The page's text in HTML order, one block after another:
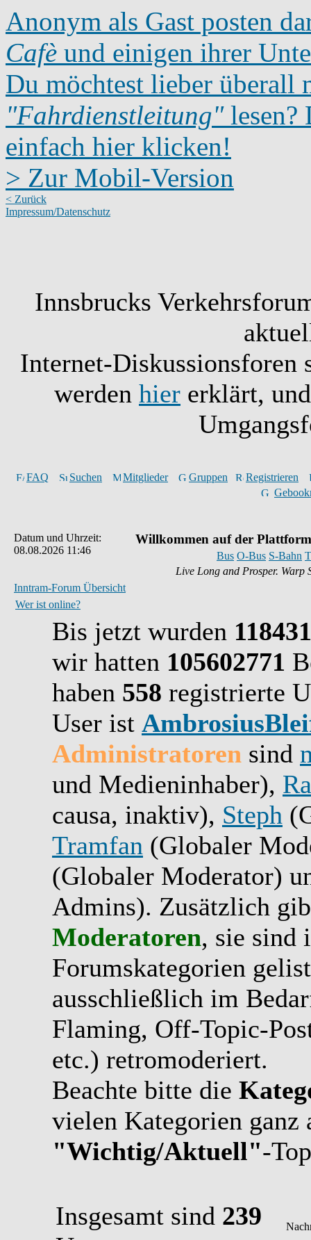
Anonym als Gast posten
Cafè und einigen ihrer
Du möchtest lieber überall
"Fahrdienstleitung"lesen?
einfach hier klicken!
> Zur Mobil-Version
< Zurück
Impressum/Datenschutz
Innsbrucks
Internet-Diskussionsforen
werden hier erklärt,
FAQ Suchen Mitglieder Gruppen
Registrieren
Datum und Uhrzeit:
08.08.2026 11:46
Inntram-Forum Übersicht
Willkommen auf der
Bus O-Bus S-Bahn
Live Long and Prosper. Warp
Wer ist online?
Bis jetzt wurden 118431
wir hatten 105602771
haben 558 registrierte
User ist
Administratoren sind
und Medieninhaber),
causa, inaktiv), Steph
Tramfan (Globaler
(Globaler Moderator)
Admins). Zusätzlich
Moderatoren, sie sind
Forumskategorien
ausschließlich im
Flaming, Off-Topic-
etc.) retromoderiert.
Beachte bitte die
vielen Kategorien ganz
"Wichtig/Aktuell"-
Insgesamt sind 239